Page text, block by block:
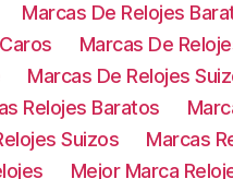
Marcas De Relojes
Marcas De
Marcas De Relojes
Relojes Baratos
Suizos Marcas
Mejor Marca